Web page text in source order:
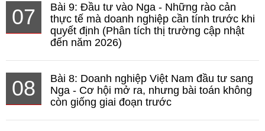
07
Bài 9: Đầu tư vào Nga - Những rào cản
thực tế mà doanh nghiệp cần tính trước khi
quyết định (Phân tích thị trường cập nhật
đến năm 2026)
08
Bài 8: Doanh nghiệp Việt Nam đầu tư sang
Nga - Cơ hội mở ra, nhưng bài toán không
còn giống giai đoạn trước